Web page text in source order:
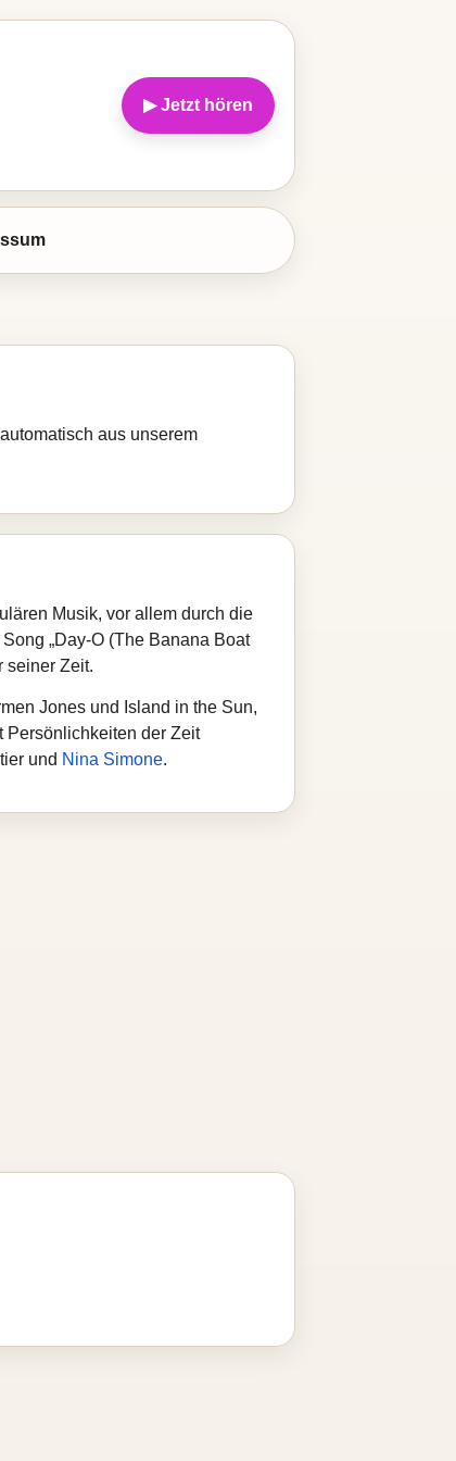
▶ Jetzt hören
aus unserem
Musik, vor allem durch die
„Day‑O (The Banana Boat
seiner Zeit.
Jones und Island in the Sun,
Persönlichkeiten der Zeit
und Nina Simone.